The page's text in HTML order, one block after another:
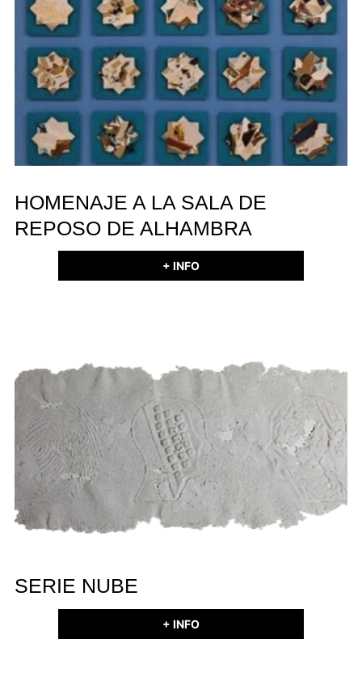
HOMENAJE A LA SALA DE
REPOSO DE ALHAMBRA
+ INFO
SERIE NUBE
+ INFO